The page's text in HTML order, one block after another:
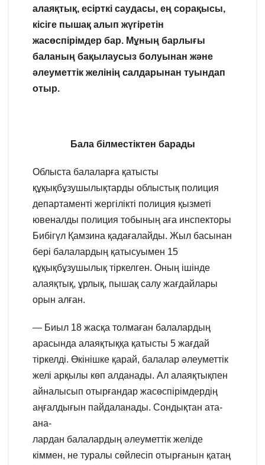
алаяқтық, есірткі саудасы, ең сорақысы,
кісіге пышақ алып жүгіретін
жасөспірімдер бар. Мұның барлығы
баланың бақылаусыз болуынан және
әлеуметтік желінің салдарынан туындап
отыр.
Бала білместіктен барады
Облыста балаларға қатысты
құқықбұзушылықтарды облыстық полиция
департаменті жергілікті полиция қызметі
ювеналды полиция тобының аға инспекторы
Бибігүл Қамзина қадағалайды. Жыл басынан
бері балалардың қатысуымен 15
құқықбұзушылық тіркелген. Оның ішінде
алаяқтық, ұрлық, пышақ салу жағдайлары
орын алған.
— Биыл 18 жасқа толмаған балалардың
арасында алаяқтыққа қатысты 5 жағдай
тіркелді. Өкінішке қарай, балалар әлеуметтік
желі арқылы көп алданады. Ал алаяқтықпен
айналысып отырғандар жасөспірімдердің
аңғалдығын пайдаланады. Сондықтан ата-
ана-
лардан балалардың әлеуметтік желіде
кіммен, не туралы сөйлесіп отырғанын қатаң